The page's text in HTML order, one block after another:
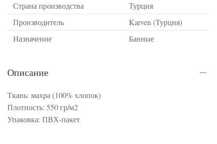
Страна производства
Турция
Производитель
Karven (Турция)
Назначение
Банные
Описание
Ткань: махра (100% хлопок)
Плотность: 550 гр/м2
Упаковка: ПВХ-пакет